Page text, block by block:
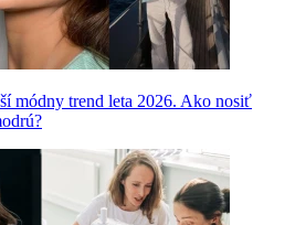
módny trend leta 2026. Ako nosiť